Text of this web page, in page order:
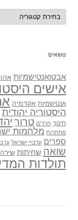
נושאים
נושאים
אבטואנטישמיות
אישים
אנטישמיות אקדמיה
היסטוריה יהודית
חינוך חרדים טרור
מחתרות מלחמות
ספרים ערביי ישראל
שואה שחיתות שירה
תולדות